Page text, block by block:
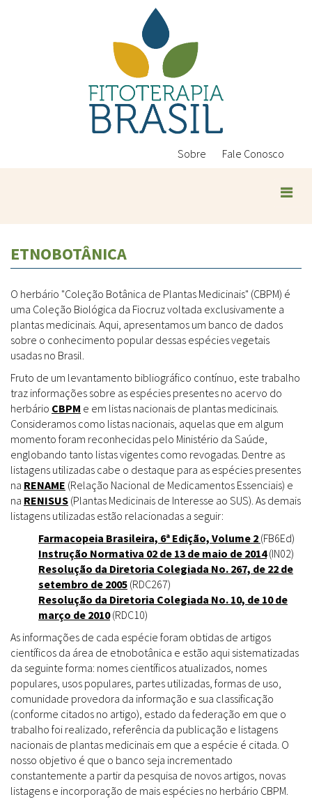
Sobre Fale Conosco
ETNOBOTÂNICA
O herbário "Coleção Botânica de Plantas Medicinais" (CBPM) é
uma Coleção Biológica da Fiocruz voltada exclusivamente a
plantas medicinais. Aqui, apresentamos um banco de dados
sobre o conhecimento popular dessas espécies vegetais
usadas no Brasil.
Fruto de um levantamento bibliográfico contínuo, este trabalho
traz informações sobre as espécies presentes no acervo do
herbário CBPM e em listas nacionais de plantas medicinais.
Consideramos como listas nacionais, aquelas que em algum
momento foram reconhecidas pelo Ministério da Saúde,
englobando tanto listas vigentes como revogadas. Dentre as
listagens utilizadas cabe o destaque para as espécies presentes
na RENAME (Relação Nacional de Medicamentos Essenciais) e
na RENISUS (Plantas Medicinais de Interesse ao SUS). As demais
listagens utilizadas estão relacionadas a seguir:
Farmacopeia Brasileira, 6ª Edição, Volume 2 (FB6Ed)
Instrução Normativa 02 de 13 de maio de 2014(IN02)
Resolução da Diretoria Colegiada No. 267, de 22 de
setembro de 2005 (RDC267)
Resolução da Diretoria Colegiada No. 10, de 10 de
março de 2010(RDC10)
As informações de cada espécie foram obtidas de artigos
científicos da área de etnobotânica e estão aqui sistematizadas
da seguinte forma: nomes científicos atualizados, nomes
populares, usos populares, partes utilizadas, formas de uso,
comunidade provedora da informação e sua classificação
(conforme citados no artigo), estado da federação em que o
trabalho foi realizado, referência da publicação e listagens
nacionais de plantas medicinais em que a espécie é citada. O
nosso objetivo é que o banco seja incrementado
constantemente a partir da pesquisa de novos artigos, novas
listagens e incorporação de mais espécies no herbário CBPM.